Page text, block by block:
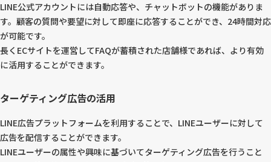
LINE公式アカウントには自動応答や、チャットボットの機能がありま
す。顧客の質問や要望に対して即座に応答することができ、24時間対応
が可能です。
長くECサイトを運営してFAQが蓄積された店舗様であれば、より有効
に活用することができます。
ターゲティング広告の活用
LINE広告プラットフォームを利用することで、LINEユーザーに対して
広告を配信することができます。
LINEユーザーの属性や興味に基づいてターゲティング広告を行うこと